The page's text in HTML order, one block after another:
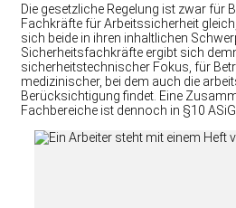
Die gesetzliche Regelung ist zwar für
Fachkräfte für Arbeitssicherheit
sich beide in ihren inhaltlichen
Sicherheitsfachkräfte ergibt sich
sicherheitstechnischer Fokus, für
medizinischer, bei dem auch die
Berücksichtigung findet. Eine
Fachbereiche ist dennoch in §10